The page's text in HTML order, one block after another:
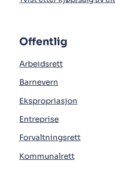
Offentlig
Arbeidsrett
Barnevern
Ekspropriasjon
Entreprise
Forvaltningsrett
Kommunalrett